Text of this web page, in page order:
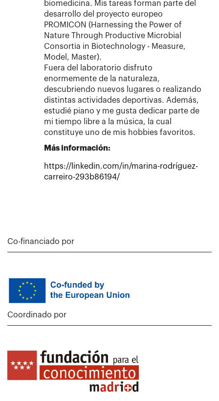
biomedicina. Mis tareas forman parte del
desarrollo del proyecto europeo
PROMICON (Harnessing the Power of
Nature Through Productive Microbial
Consortia in Biotechnology - Measure,
Model, Master).
Fuera del laboratorio disfruto
enormemente de la naturaleza,
descubriendo nuevos lugares o realizando
distintas actividades deportivas. Además,
estudié piano y me gusta dedicar parte de
mi tiempo libre a la música, la cual
constituye uno de mis hobbies favoritos.
Más información:
https://linkedin.com/in/marina-rodríguez-
carreiro-293b86194/
Co-financiado por
Coordinado por